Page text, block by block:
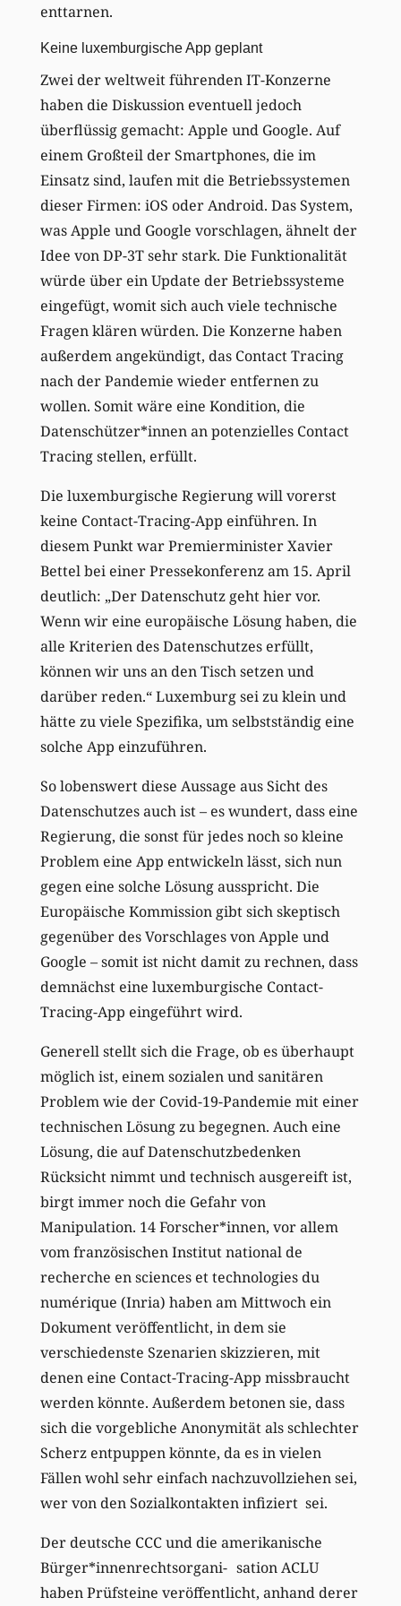
enttarnen.
Keine luxemburgische App geplant
Zwei der weltweit führenden IT-Konzerne
haben die Diskussion eventuell jedoch
überflüssig gemacht: Apple und Google. Auf
einem Großteil der Smartphones, die im
Einsatz sind, laufen mit die Betriebssystemen
dieser Firmen: iOS oder Android. Das System,
was Apple und Google vorschlagen, ähnelt der
Idee von DP-3T sehr stark. Die Funktionalität
würde über ein Update der Betriebssysteme
eingefügt, womit sich auch viele technische
Fragen klären würden. Die Konzerne haben
außerdem angekündigt, das Contact Tracing
nach der Pandemie wieder entfernen zu
wollen. Somit wäre eine Kondition, die
Datenschützer*innen an potenzielles Contact
Tracing stellen, erfüllt.
Die luxemburgische Regierung will vorerst
keine Contact-Tracing-App einführen. In
diesem Punkt war Premierminister Xavier
Bettel bei einer Pressekonferenz am 15. April
deutlich: „Der Datenschutz geht hier vor.
Wenn wir eine europäische Lösung haben, die
alle Kriterien des Datenschutzes erfüllt,
können wir uns an den Tisch setzen und
darüber reden.“ Luxemburg sei zu klein und
hätte zu viele Spezifika, um selbstständig eine
solche App einzuführen.
So lobenswert diese Aussage aus Sicht des
Datenschutzes auch ist – es wundert, dass eine
Regierung, die sonst für jedes noch so kleine
Problem eine App entwickeln lässt, sich nun
gegen eine solche Lösung ausspricht. Die
Europäische Kommission gibt sich skeptisch
gegenüber des Vorschlages von Apple und
Google – somit ist nicht damit zu rechnen, dass
demnächst eine luxemburgische Contact-
Tracing-App eingeführt wird.
Generell stellt sich die Frage, ob es überhaupt
möglich ist, einem sozialen und sanitären
Problem wie der Covid-19-Pandemie mit einer
technischen Lösung zu begegnen. Auch eine
Lösung, die auf Datenschutzbedenken
Rücksicht nimmt und technisch ausgereift ist,
birgt immer noch die Gefahr von
Manipulation. 14 Forscher*innen, vor allem
vom französischen Institut national de
recherche en sciences et technologies du
numérique (Inria) haben am Mittwoch ein
Dokument veröffentlicht, in dem sie
verschiedenste Szenarien skizzieren, mit
denen eine Contact-Tracing-App missbraucht
werden könnte. Außerdem betonen sie, dass
sich die vorgebliche Anonymität als schlechter
Scherz entpuppen könnte, da es in vielen
Fällen wohl sehr einfach nachzuvollziehen sei,
wer von den Sozialkontakten infiziert sei.
Der deutsche CCC und die amerikanische
Bürger*innenrechtsorgani- sation ACLU
haben Prüfsteine veröffentlicht, anhand derer